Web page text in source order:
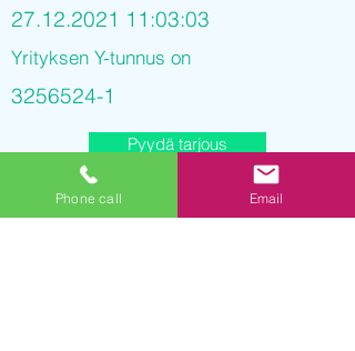
27.12.2021 11 :03:03
Yrityksen Y-tunnus on
3256524-1
Pyydä tarjous
Phone call Email